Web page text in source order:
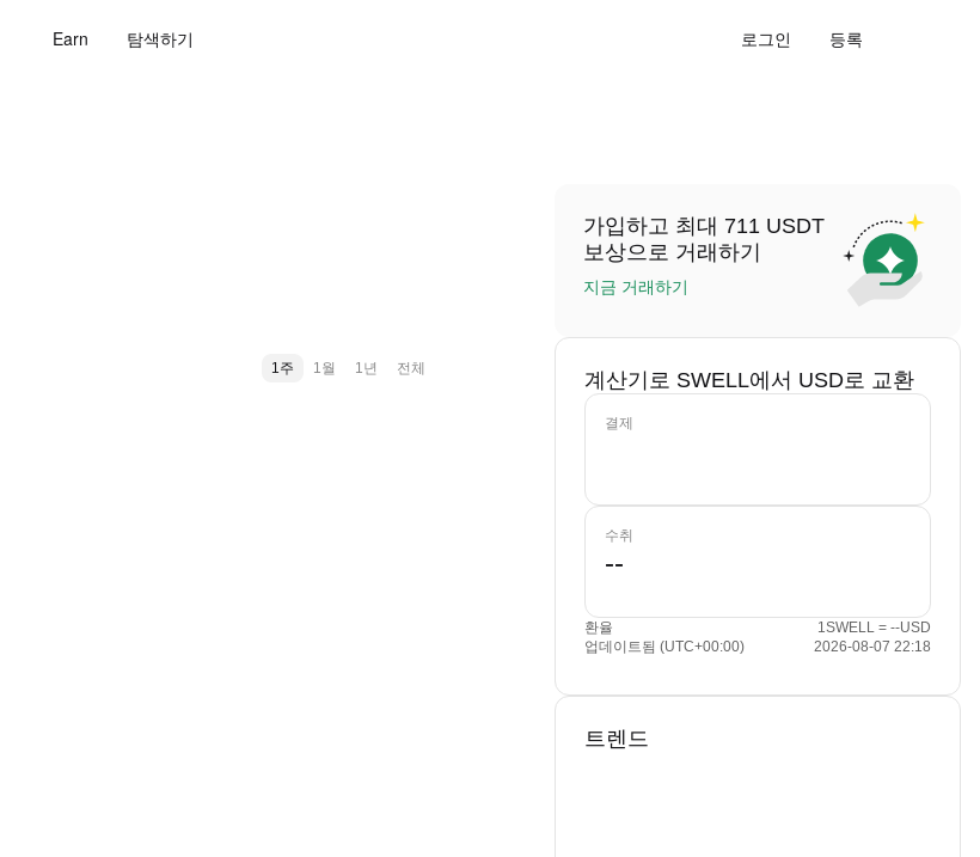
Earn 탐색하기 로그인 등록
1주 1월 1년 전체
가입하고 최대 711 USDT
보상으로 거래하기
지금 거래하기
계산기로 SWELL에서 USD로 교환
결제
수취
환율
1SWELL = --USD
업데이트됨 (UTC+00:00)
2026-08-07 22:18
트렌드